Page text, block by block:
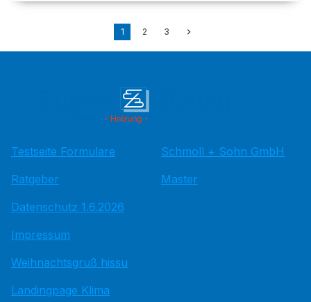
1 2 3
Testseite Formulare
Ratgeber
Datenschutz 1.6.2026
Impressum
Weihnachtsgruß hissu
Landingpage Klima
Schmoll + Sohn GmbH
Master